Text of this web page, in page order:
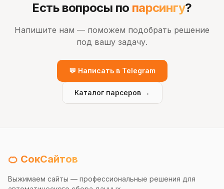
Есть вопросы по парсингу?
Напишите нам — поможем подобрать решение
под вашу задачу.
💬 Написать в Telegram
Каталог парсеров →
🍊 СокСайтов
Выжимаем сайты — профессиональные решения для